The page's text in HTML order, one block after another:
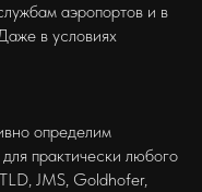
аэропортов и в
в условиях
определим
практически любого
JMS, Goldhofer,